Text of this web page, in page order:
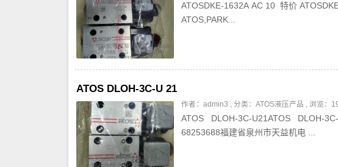
ATOSDKE-1632A AC 10 特价
ATOS,PARK...
ATOS DLOH-3C-U 21
作者：admin3 , 分类： ATOS液压产品 , 浏览：
ATOS DLOH-3C-U21ATOS DLOH-
68253688福建省泉州市天益机电 ...